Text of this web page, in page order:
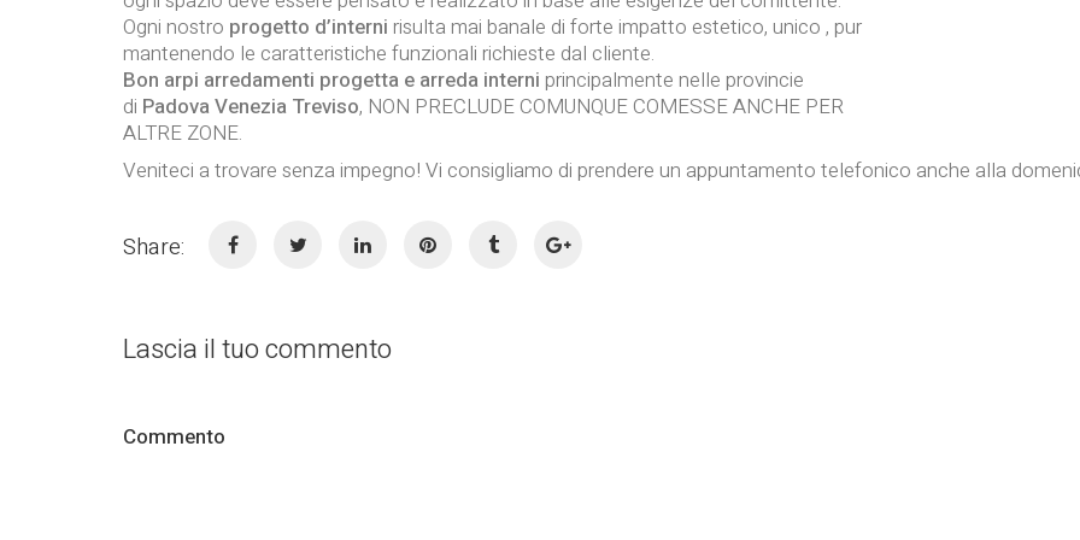
Ogni nostro progetto d’interni risulta mai banale di forte impatto estetico, unico , pur
mantenendo le caratteristiche funzionali richieste dal cliente.
Bon arpi arredamenti progetta e arreda interni principalmente nelle provincie
di Padova Venezia Treviso, NON PRECLUDE COMUNQUE COMESSE ANCHE PER
ALTRE ZONE.
Veniteci a trovare senza impegno! Vi consigliamo di prendere un appuntamento telefonico anche alla
Share:
Lascia il tuo commento
Commento